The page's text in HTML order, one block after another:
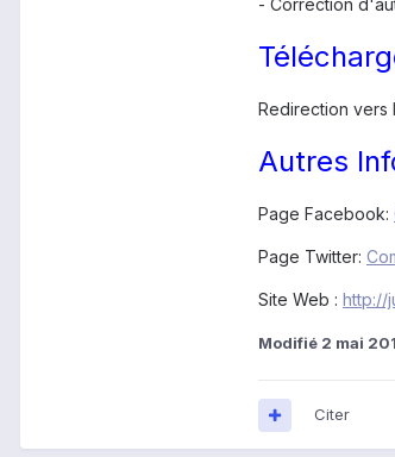
- Correction
Redirection vers
Autres
Page Facebook:
Page Twitter:
Site Web : http://
Modifié 2 mai
Citer